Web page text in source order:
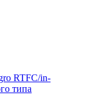
RTFC/in-
типа